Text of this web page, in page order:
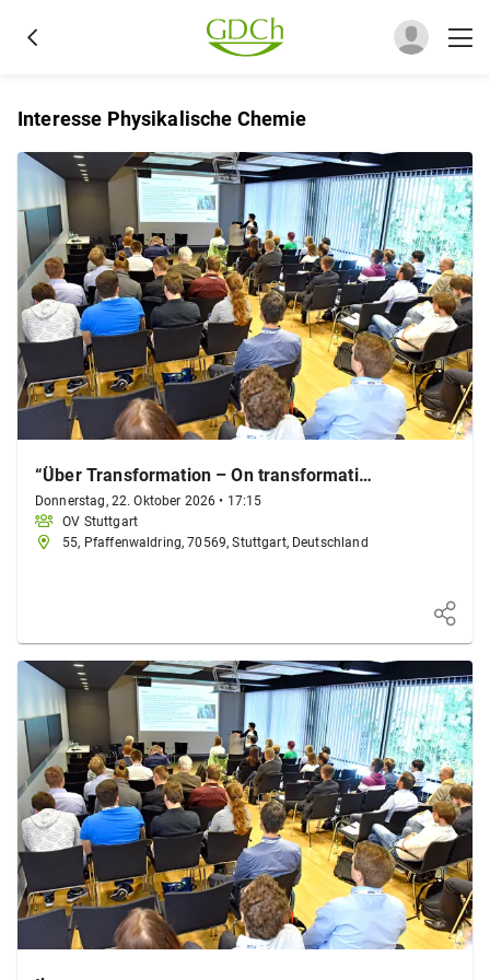
Interesse Physikalische Chemie
“Über Transformation – On transformation“
Donnerstag, 22. Oktober 2026 • 17:15
OV Stuttgart
55, Pfaffenwaldring, 70569, Stuttgart, Deutschland